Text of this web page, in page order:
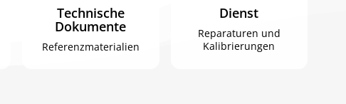
Technische
Dokumente
Referenzmaterialien
Dienst
Reparaturen und
Kalibrierungen